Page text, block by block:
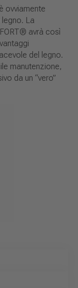
ovviamente
La
avrà così
del legno.
manutenzione,
da un “vero”